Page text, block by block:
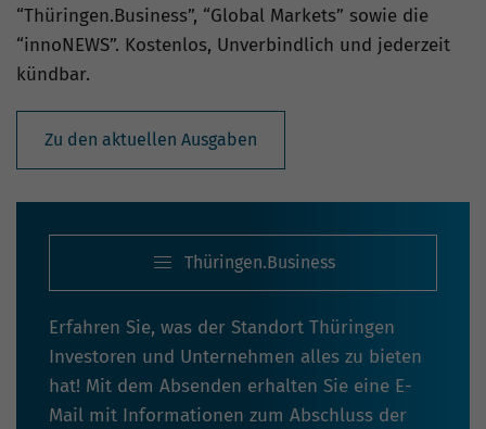
“Thüringen.Business”, “Global Markets” sowie die
“innoNEWS”. Kostenlos, Unverbindlich und jederzeit
kündbar.
Zu den aktuellen Ausgaben
Thüringen.Business
Erfahren Sie, was der Standort Thüringen
Investoren und Unternehmen alles zu bieten
hat! Mit dem Absenden erhalten Sie eine E-
Mail mit Informationen zum Abschluss der